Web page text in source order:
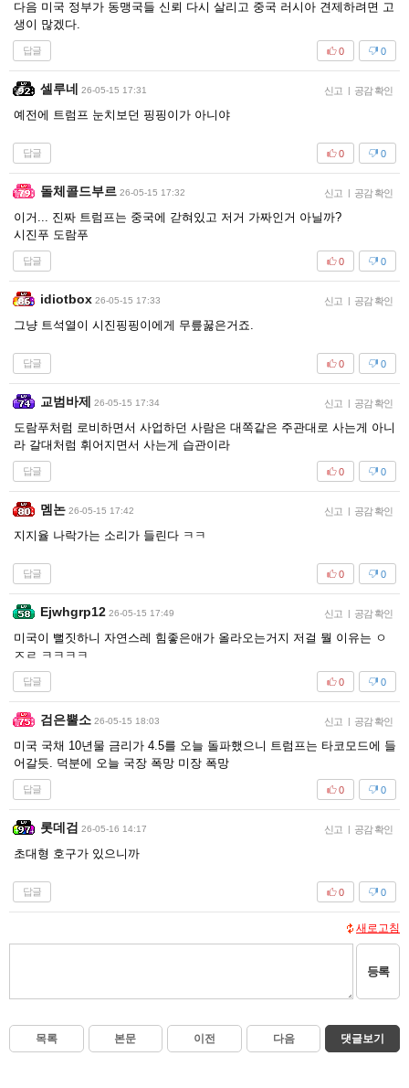
다음 미국 정부가 동맹국들 신뢰 다시 살리고 중국 러시아 견제하려면 고
생이 많겠다.
답글 0
0
셀루네 26-05-15 17:31 신고 | 공감 확인
예전에 트럼프 눈치보던 핑핑이가 아니야
답글 0
0
돌체콜드부르 26-05-15 17:32 신고 | 공감 확인
이거... 진짜 트럼프는 중국에 갇혀있고 저거 가짜인거 아닐까?
시진푸 도람푸
답글 0
0
idiotbox 26-05-15 17:33 신고 | 공감 확인
그냥 트석열이 시진핑핑이에게 무릎꿇은거죠.
답글 0
0
교범바제 26-05-15 17:34 신고 | 공감 확인
도람푸처럼 로비하면서 사업하던 사람은 대쪽같은 주관대로 사는게 아니
라 갈대처럼 휘어지면서 사는게 습관이라
답글 0
0
멤논 26-05-15 17:42 신고 | 공감 확인
지지율 나락가는 소리가 들린다 ㅋㅋ
답글 0
0
Ejwhgrp12 26-05-15 17:49 신고 | 공감 확인
미국이 뻘짓하니 자연스레 힘좋은애가 올라오는거지 저걸 뭘 이유는 ㅇ
ㅈㄹ ㅋㅋㅋㅋ
답글 0
0
검은뿔소 26-05-15 18:03 신고 | 공감 확인
미국 국채 10년물 금리가 4.5를 오늘 돌파했으니 트럼프는 타코모드에 들
어갈듯. 덕분에 오늘 국장 폭망 미장 폭망
답글 0
0
롯데검 26-05-16 14:17 신고 | 공감 확인
초대형 호구가 있으니까
답글 0
0
새로고침
등록
목록 본문 이전 다음 댓글보기